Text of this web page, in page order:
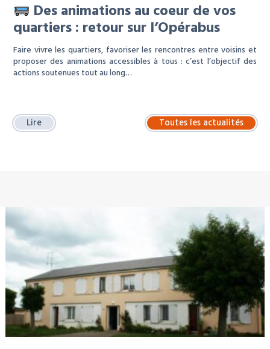
Des animations au coeur de vos
quartiers : retour sur l’Opérabus
Faire vivre les quartiers, favoriser les rencontres entre voisins et
proposer des animations accessibles à tous : c’est l’objectif des
actions soutenues tout au long…
Lire Toutes les actualités